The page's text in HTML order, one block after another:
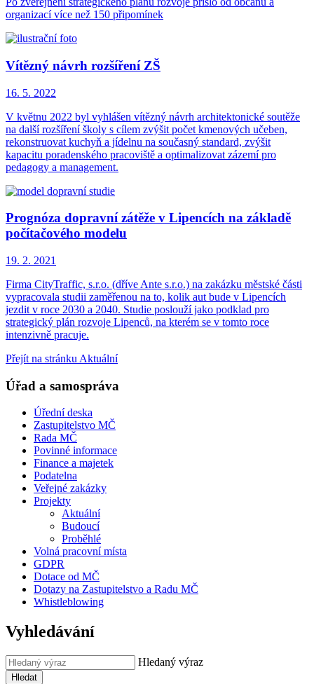
organizací více než 150 připomínek
Vítězný návrh rozšíření ZŠ
16. 5. 2022
V květnu 2022 byl vyhlášen vítězný návrh architektonické soutěže
na další rozšíření školy s cílem zvýšit počet kmenových učeben,
rekonstruovat kuchyň a jídelnu na současný standard, zvýšit
kapacitu poradenského pracoviště a optimalizovat zázemí pro
pedagogy a management.
Prognóza dopravní zátěže v Lipencích na základě
počítačového modelu
19. 2. 2021
Firma CityTraffic, s.r.o. (dříve Ante s.r.o.) na zakázku městské části
vypracovala studii zaměřenou na to, kolik aut bude v Lipencích
jezdit v roce 2030 a 2040. Studie poslouží jako podklad pro
strategický plán rozvoje Lipenců, na kterém se v tomto roce
intenzivně pracuje.
Přejít na stránku Aktuální
Úřad a samospráva
Úřední deska
Zastupitelstvo MČ
Rada MČ
Povinné informace
Finance a majetek
Podatelna
Veřejné zakázky
Projekty
Aktuální
Budoucí
Proběhlé
Volná pracovní místa
GDPR
Dotace od MČ
Dotazy na Zastupitelstvo a Radu MČ
Whistleblowing
Vyhledávání
Hledaný výraz
Hledat